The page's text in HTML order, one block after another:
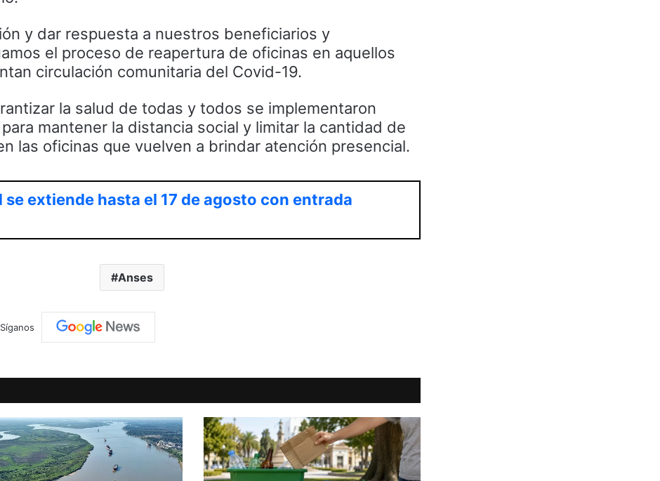
y dar respuesta a nuestros beneficiarios y
el proceso de reapertura de oficinas en aquellos
circulación comunitaria del Covid-19.
la salud de todas y todos se implementaron
mantener la distancia social y limitar la cantidad de
las oficinas que vuelven a brindar atención presencial.
se extiende hasta el 17 de agosto con entrada
Anses
Síganos